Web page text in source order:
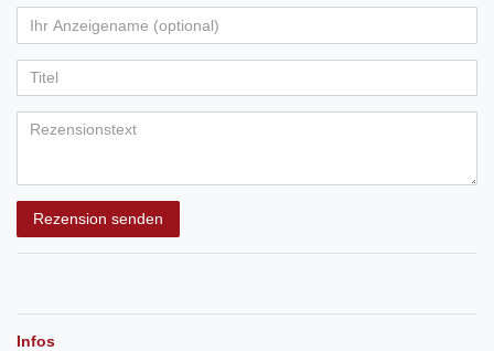
Rezension senden
Infos